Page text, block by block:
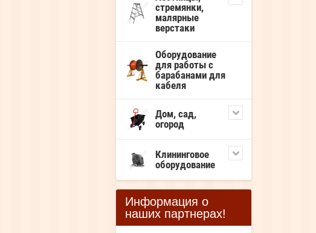
стремянки,
малярные
верстаки
Оборудование
для работы с
барабанами для
кабеля
Дом, сад,
огород
Клининговое
оборудование
Информация о
наших партнерах!